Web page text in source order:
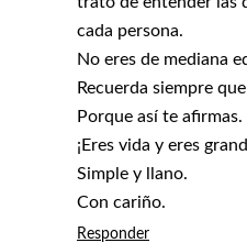
cada persona.
No eres de mediana
Recuerda siempre
Porque así te afirmas.
¡Eres vida y eres
Simple y llano.
Con cariño.
Responder